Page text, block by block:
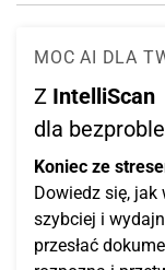
MOC AI DLA
Z IntelliScan
dla
Koniec ze
Dowiedz się, jak
szybciej i
przesłać